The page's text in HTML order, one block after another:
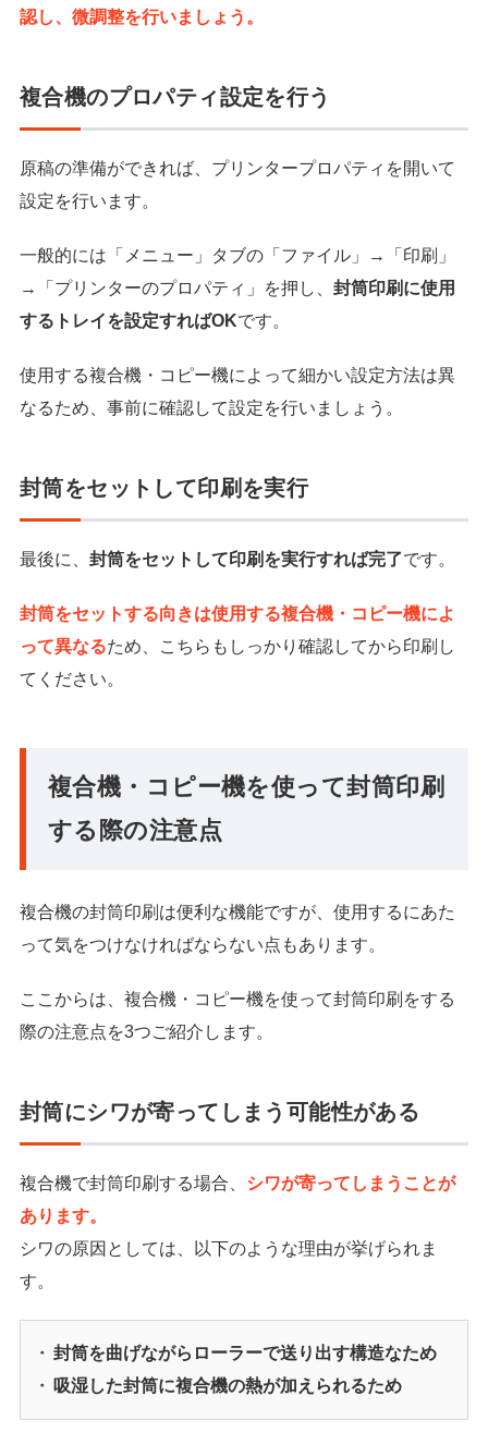
認し、微調整を行いましょう。
複合機のプロパティ設定を行う
原稿の準備ができれば、プリンタープロパティを開いて
設定を行います。
一般的には「メニュー」タブの「ファイル」→「印刷」
→「プリンターのプロパティ」を押し、 封筒印刷に使用
するトレイを設定すればOKです。
使用する複合機・コピー機によって細かい設定方法は異
なるため、事前に確認して設定を行いましょう。
封筒をセットして印刷を実行
最後に、 封筒をセットして印刷を実行すれば完了です。
封筒をセットする向きは使用する複合機・コピー機によ
って異なるため、こちらもしっかり確認してから印刷し
てください。
複合機・コピー機を使って封筒印刷
する際の注意点
複合機の封筒印刷は便利な機能ですが、使用するにあた
って気をつけなければならない点もあります。
ここからは、複合機・コピー機を使って封筒印刷をする
際の注意点を3つご紹介します。
封筒にシワが寄ってしまう可能性がある
複合機で封筒印刷する場合、 シワが寄ってしまうことが
あります。
シワの原因としては、以下のような理由が挙げられま
す。
封筒を曲げながらローラーで送り出す構造なため
吸湿した封筒に複合機の熱が加えられるため